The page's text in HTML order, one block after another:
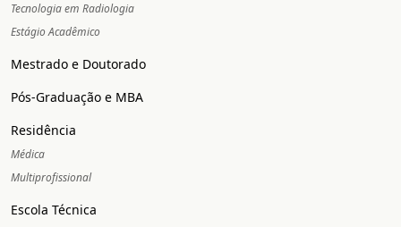
Tecnologia em Radiologia
Estágio Acadêmico
Mestrado e Doutorado
Pós-Graduação e MBA
Residência
Médica
Multiprofissional
Escola Técnica